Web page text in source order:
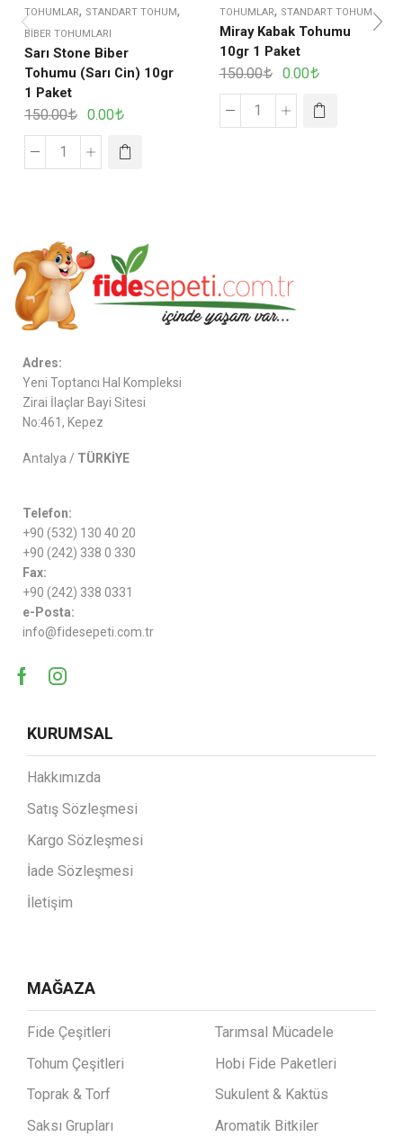
TOHUMLAR, STANDART TOHUM,
BIBER TOHUMLARI
Sarı Stone Biber
Tohumu (Sarı Cin) 10gr
1 Paket
150.00 0.00
TOHUMLAR, STANDART TOHUM
Miray Kabak Tohumu
10gr 1 Paket
150.00 0.00
Adres:
Yeni Toptancı Hal Kompleksi
Zirai İlaçlar Bayi Sitesi
No:461, Kepez
Antalya / TÜRKİYE
Telefon:
+90 (532) 130 40 20
+90 (242) 338 0 330
Fax:
+90 (242) 338 0331
e-Posta:
info@fidesepeti.com.tr
KURUMSAL
Hakkımızda
Satış Sözleşmesi
Kargo Sözleşmesi
İade Sözleşmesi
İletişim
MAĞAZA
Fide Çeşitleri
Tohum Çeşitleri
Toprak & Torf
Saksı Grupları
Tarımsal Mücadele
Hobi Fide Paketleri
Sukulent & Kaktüs
Aromatik Bitkiler